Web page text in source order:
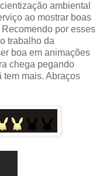
ambiental
ao mostrar boas
por esses
trabalho da
boa em animações
chega pegando
tem mais. Abraços